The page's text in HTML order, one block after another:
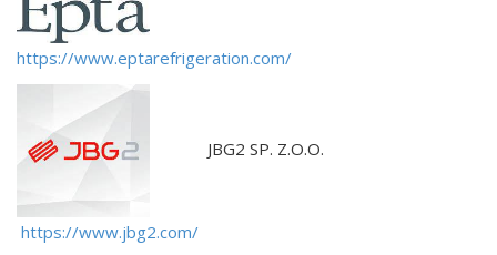
https://www.eptarefrigeration.com/
JBG2 SP. Z.O.O.
https://www.jbg2.com/